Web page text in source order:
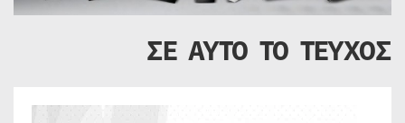
ΣΕ ΑΥΤΟ ΤΟ ΤΕΥΧΟΣ